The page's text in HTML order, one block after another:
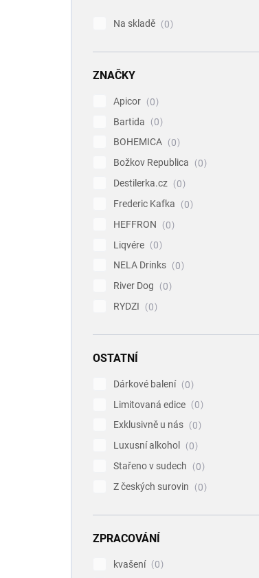
Na skladě 0
ZNAČKY
Apicor
0
Bartida
0
BOHEMICA
0
Božkov Republica
0
Destilerka.cz
0
Frederic Kafka
0
HEFFRON
0
Liqvére
0
NELA Drinks
0
River Dog
0
RYDZI
0
OSTATNÍ
Dárkové balení
0
Limitovaná edice
0
Exklusivně u nás
0
Luxusní alkohol
0
Stařeno v sudech
0
Z českých surovin
0
ZPRACOVÁNÍ
kvašení
0